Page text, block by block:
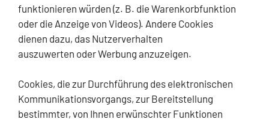
funktionieren würden (z. B. die Warenkorbfunktion
oder die Anzeige von Videos). Andere Cookies
dienen dazu, das Nutzerverhalten
auszuwerten oder Werbung anzuzeigen.
Cookies, die zur Durchführung des elektronischen
Kommunikationsvorgangs, zur Bereitstellung
bestimmter, von Ihnen erwünschter Funktionen